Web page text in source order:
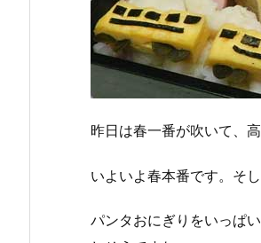
昨日は春一番が吹いて、
いよいよ春本番です。そ
パンタおにぎりをいっぱ